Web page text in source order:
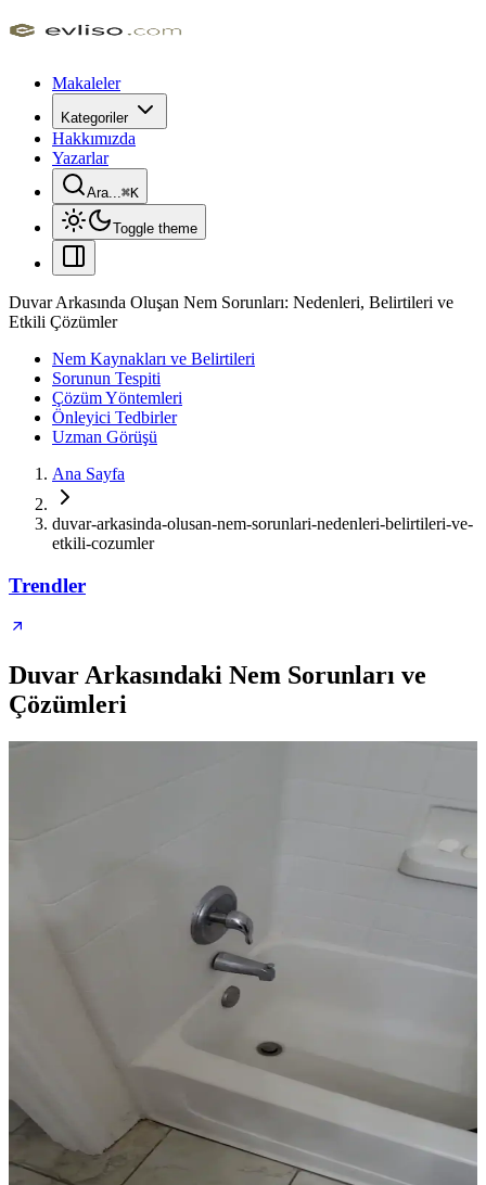
Makaleler
Kategoriler
Hakkımızda
Yazarlar
Ara...⌘K
Toggle theme
Duvar Arkasında Oluşan Nem Sorunları: Nedenleri, Belirtileri ve
Etkili Çözümler
Nem Kaynakları ve Belirtileri
Sorunun Tespiti
Çözüm Yöntemleri
Önleyici Tedbirler
Uzman Görüşü
Ana Sayfa
duvar-arkasinda-olusan-nem-sorunlari-nedenleri-belirtileri-ve-
etkili-cozumler
Trendler
Duvar Arkasındaki Nem Sorunları ve
Çözümleri